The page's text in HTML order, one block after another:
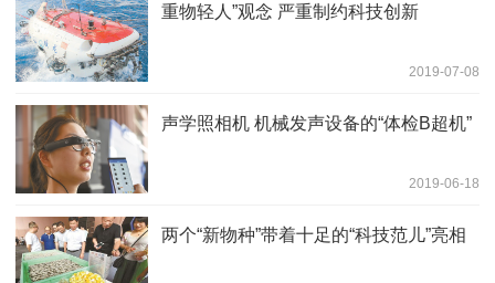
重物轻人”观念 严重制约科技创新
2019-07-08
声学照相机 机械发声设备的“体检B超机”
2019-06-18
两个“新物种”带着十足的“科技范儿”亮相